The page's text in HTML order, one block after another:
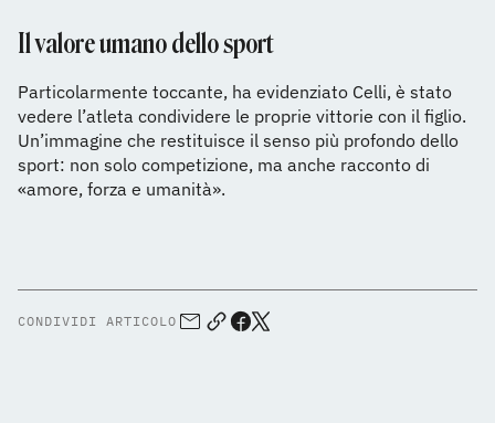
Il valore umano dello sport
Particolarmente toccante, ha evidenziato Celli, è stato
vedere l’atleta condividere le proprie vittorie con il figlio.
Un’immagine che restituisce il senso più profondo dello
sport: non solo competizione, ma anche racconto di
«amore, forza e umanità».
CONDIVIDI ARTICOLO